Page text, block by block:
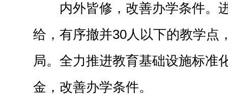
内外皆修，改善办学条件。
给，有序撤并30人以下的教学点
局。全力推进教育基础设施标准
金，改善办学条件。